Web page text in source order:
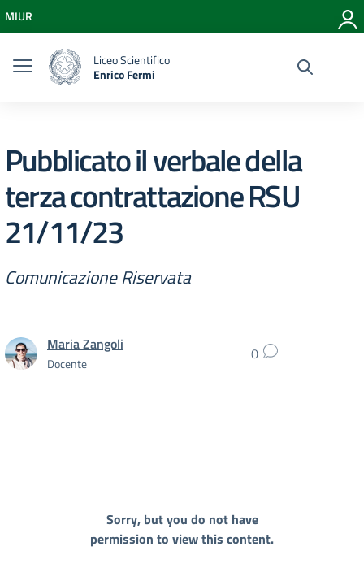
Vai al menu di navigazione
Vai al footer
MIUR
Liceo Scientifico
Enrico Fermi
Pubblicato il verbale della
terza contrattazione RSU
21/11/23
Comunicazione Riservata
Maria Zangoli
Docente 0
Sorry, but you do not have
permission to view this content.